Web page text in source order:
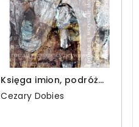
Księga imion, podróż
literacka przez Biblię
oraz przypowieści o
Cezary Dobies